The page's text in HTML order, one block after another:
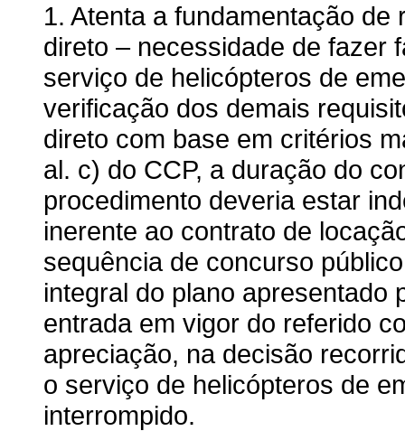
1. Atenta a fundamentação
direto – necessidade de fazer
serviço de helicópteros de
verificação dos demais
direto com base em critérios
al. c) do CCP, a duração do
procedimento deveria estar
inerente ao contrato de
sequência de concurso
integral do plano apresentado
entrada em vigor do referido
apreciação, na decisão
o serviço de helicópteros de
interrompido.